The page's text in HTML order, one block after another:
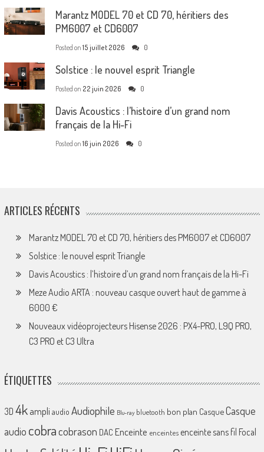
Marantz MODEL 70 et CD 70, héritiers des
PM6007 et CD6007
Posted on 15 juillet 2026 0
Solstice : le nouvel esprit Triangle
Posted on 22 juin 2026 0
Davis Acoustics : l’histoire d’un grand nom
français de la Hi-Fi
Posted on 16 juin 2026 0
ARTICLES RÉCENTS
Marantz MODEL 70 et CD 70, héritiers des PM6007 et CD6007
Solstice : le nouvel esprit Triangle
Davis Acoustics : l’histoire d’un grand nom français de la Hi-Fi
Meze Audio ARTA : nouveau casque ouvert haut de gamme à
6000 €
Nouveaux vidéoprojecteurs Hisense 2026 : PX4-PRO, L9Q PRO,
C3 PRO et C3 Ultra
ÉTIQUETTES
3D 4k ampliaudio Audiophile Blu-ray bluetooth bon plan CasqueCasque
audio cobracobrason DAC Enceinte enceintes enceinte sans fil Focal